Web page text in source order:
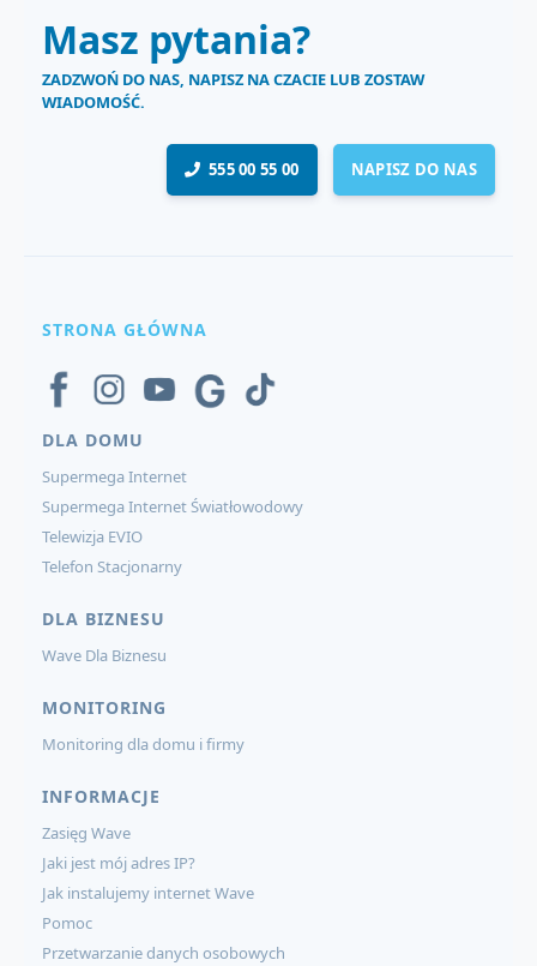
Masz pytania?
ZADZWOŃ DO NAS, NAPISZ NA CZACIE LUB ZOSTAW
WIADOMOŚĆ.
555 00 55 00 NAPISZ DO NAS
STRONA GŁÓWNA
DLA DOMU
Supermega Internet
Supermega Internet Światłowodowy
Telewizja EVIO
Telefon Stacjonarny
DLA BIZNESU
Wave Dla Biznesu
MONITORING
Monitoring dla domu i firmy
INFORMACJE
Zasięg Wave
Jaki jest mój adres IP?
Jak instalujemy internet Wave
Pomoc
Przetwarzanie danych osobowych